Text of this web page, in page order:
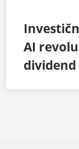
AI
dividend